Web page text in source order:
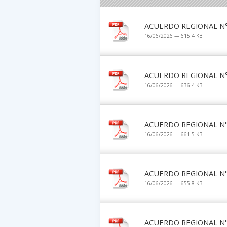
ACUERDO REGIONAL
16/06/2026 — 615.4 KB
ACUERDO REGIONAL
16/06/2026 — 636.4 KB
ACUERDO REGIONAL
16/06/2026 — 661.5 KB
ACUERDO REGIONAL
16/06/2026 — 655.8 KB
ACUERDO REGIONAL